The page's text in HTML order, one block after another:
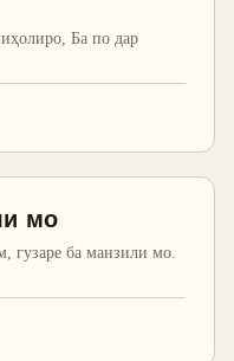
Ба по дар
мо
гузаре ба манзили мо.